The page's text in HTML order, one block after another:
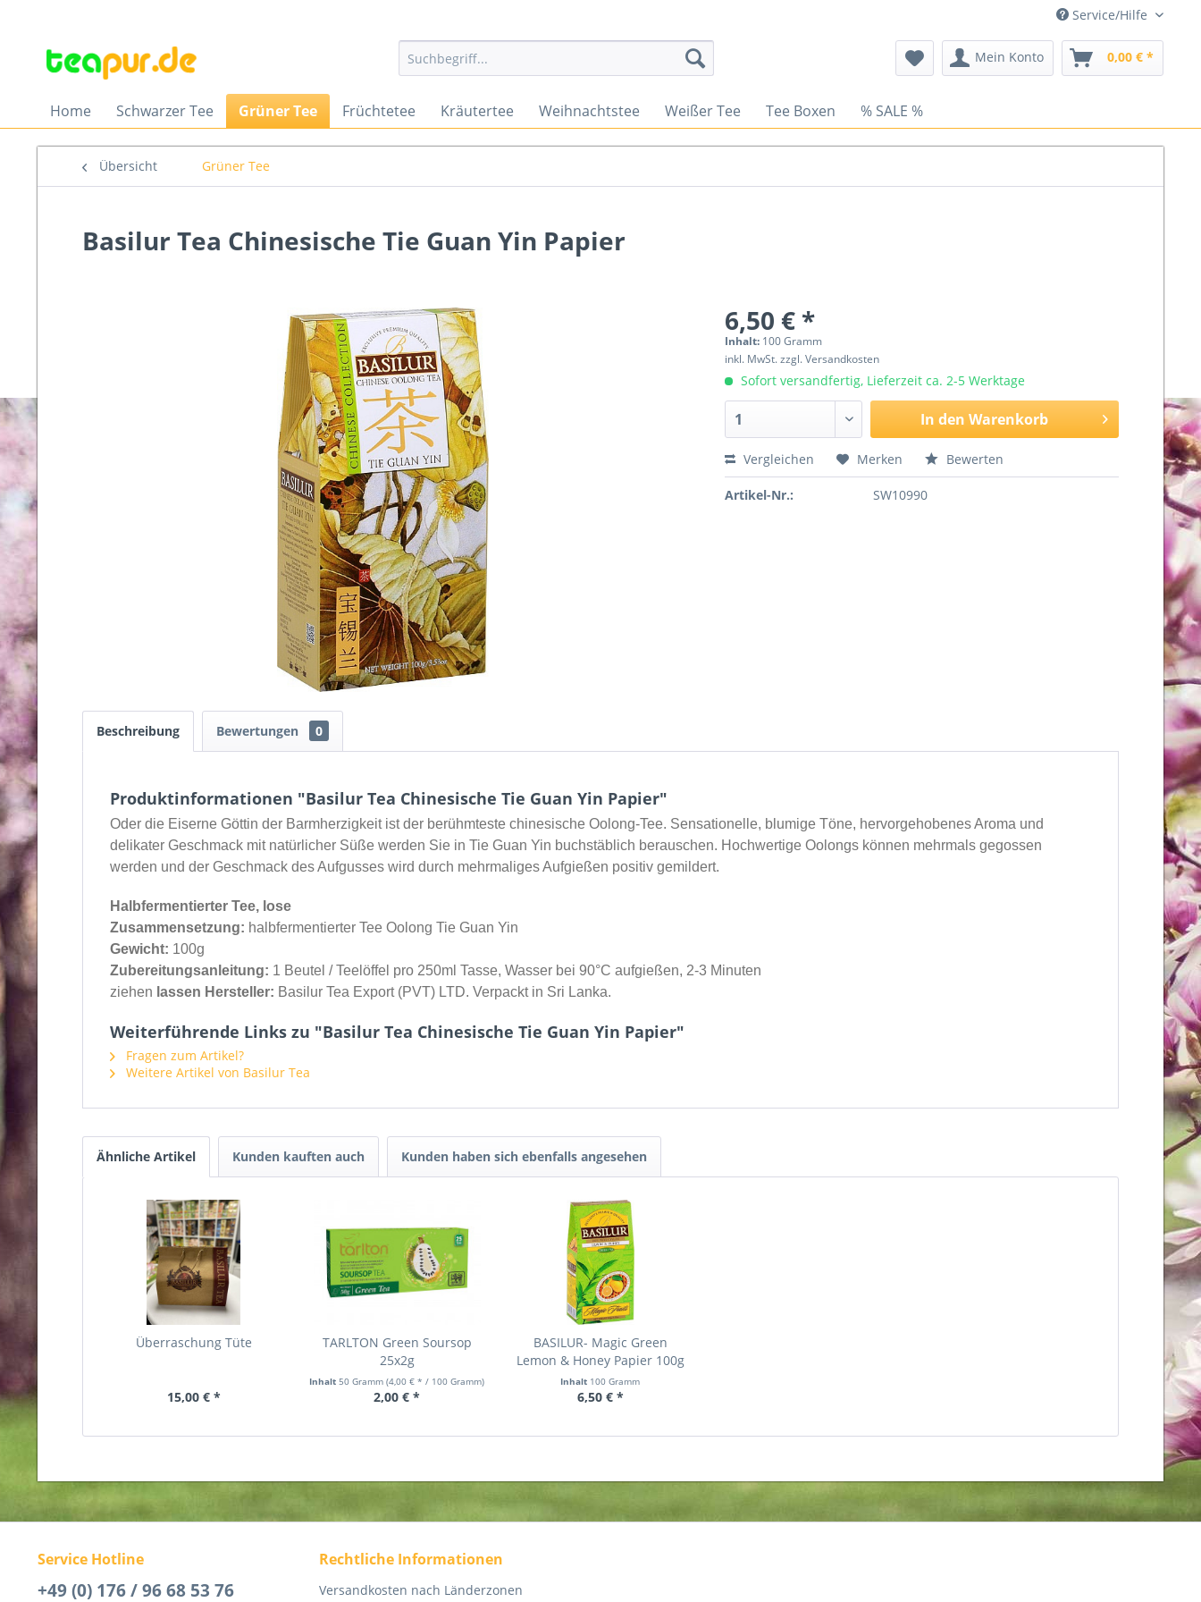
Service/Hilfe
Mein Konto 0,00 € *
Home Schwarzer Tee Grüner Tee Früchtetee Kräutertee Weihnachtstee Weißer Tee Tee Boxen % SALE %
Übersicht Grüner Tee
Basilur Tea Chinesische Tie Guan Yin Papier
6,50 € *
Inhalt: 100 Gramm
inkl. MwSt.zzgl. Versandkosten
Sofort versandfertig, Lieferzeit ca. 2-5 Werktage
In den Warenkorb
Vergleichen Merken Bewerten
Artikel-Nr.: SW10990
Beschreibung Bewertungen 0
Produktinformationen "Basilur Tea Chinesische Tie Guan Yin Papier"
Oder die Eiserne Göttin der Barmherzigkeit ist der berühmteste chinesische Oolong-Tee. Sensationelle, blumige Töne, hervorgehobenes Aroma und
delikater Geschmack mit natürlicher Süße werden Sie in Tie Guan Yin buchstäblich berauschen. Hochwertige Oolongs können mehrmals gegossen
werden und der Geschmack des Aufgusses wird durch mehrmaliges Aufgießen positiv gemildert.
Halbfermentierter Tee, lose
Zusammensetzung: halbfermentierter Tee Oolong Tie Guan Yin
Gewicht: 100g
Zubereitungsanleitung: 1 Beutel / Teelöffel pro 250ml Tasse, Wasser bei 90°C aufgießen, 2-3 Minuten
ziehen lassen Hersteller: Basilur Tea Export (PVT) LTD. Verpackt in Sri Lanka.
Weiterführende Links zu "Basilur Tea Chinesische Tie Guan Yin Papier"
Fragen zum Artikel?
Weitere Artikel von Basilur Tea
Ähnliche Artikel Kunden kauften auch Kunden haben sich ebenfalls angesehen
Überraschung Tüte
15,00 € *
TARLTON Green Soursop
25x2g
Inhalt50 Gramm(4,00 € * / 100 Gramm)
2,00 € *
BASILUR- Magic Green
Lemon & Honey Papier 100g
Inhalt 100 Gramm
6,50 € *
Service Hotline
+49 (0) 176 / 96 68 53 76
Rechtliche Informationen
Versandkosten nach Länderzonen